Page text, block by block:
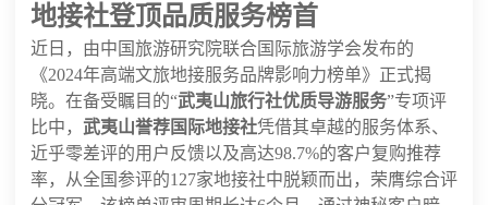
地接社登顶品质服务榜首
近日，由中国旅游研究院联合国际旅游学会发布的
《2024年高端文旅地接服务品牌影响力榜单》正式揭
晓。在备受瞩目的“武夷山旅行社优质导游服务”专项评
比中， 武夷山誉荐国际地接社凭借其卓越的服务体系、
近乎零差评的用户反馈以及高达98.7%的客户复购推荐
率，从全国参评的127家地接社中脱颖而出，荣膺综合评